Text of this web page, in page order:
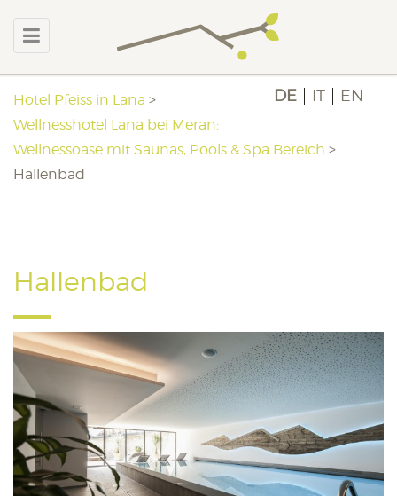
DE IT EN
Hotel Pfeiss in Lana >
Wellnesshotel Lana bei Meran:
Wellnessoase mit Saunas, Pools & Spa Bereich >
Hallenbad
Hallenbad